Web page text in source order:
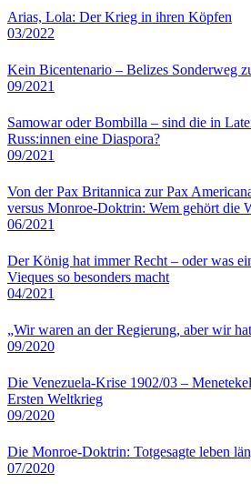
Arias, Lola: Der Krieg in ihren Köpfen
03/2022
Kein Bicentenario – Belizes Sonderweg
09/2021
Samowar oder Bombilla – sind die in
Russ:innen eine Diaspora?
09/2021
Von der Pax Britannica zur Pax
versus Monroe-Doktrin: Wem gehört die
06/2021
Der König hat immer Recht – oder was
Vieques so besonders macht
04/2021
„Wir waren an der Regierung, aber wir
09/2020
Die Venezuela-Krise 1902/03 –
Ersten Weltkrieg
09/2020
Die Monroe-Doktrin: Totgesagte leben
07/2020